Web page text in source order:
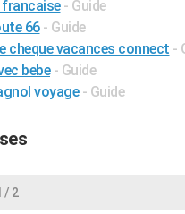
francaise - Guide
66 - Guide
cheque vacances connect -
bebe - Guide
voyage - Guide
/ 2